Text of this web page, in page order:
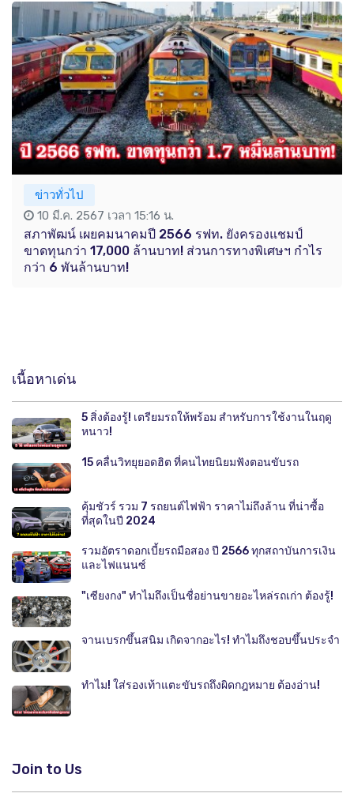
ข่าวทั่วไป
10 มี.ค. 2567 เวลา 15:16 น.
สภาพัฒน์ เผยคมนาคมปี 2566 รฟท. ยังครองแชมป์
ขาดทุนกว่า 17,000 ล้านบาท! ส่วนการทางพิเศษฯ กำไร
กว่า 6 พันล้านบาท!
เนื้อหาเด่น
5 สิ่งต้องรู้! เตรียมรถให้พร้อม สำหรับการใช้งานในฤดู
หนาว!
15 คลื่นวิทยุยอดฮิต ที่คนไทยนิยมฟังตอนขับรถ
คุ้มชัวร์ รวม 7 รถยนต์ไฟฟ้า ราคาไม่ถึงล้าน ที่น่าซื้อ
ที่สุดในปี 2024
รวมอัตราดอกเบี้ยรถมือสอง ปี 2566 ทุกสถาบันการเงิน
และไฟแนนซ์
"เซียงกง" ทำไมถึงเป็นชื่อย่านขายอะไหล่รถเก่า ต้องรู้!
จานเบรกขึ้นสนิม เกิดจากอะไร! ทำไมถึงชอบขึ้นประจำ
ทำไม! ใส่รองเท้าแตะขับรถถึงผิดกฎหมาย ต้องอ่าน!
Join to Us